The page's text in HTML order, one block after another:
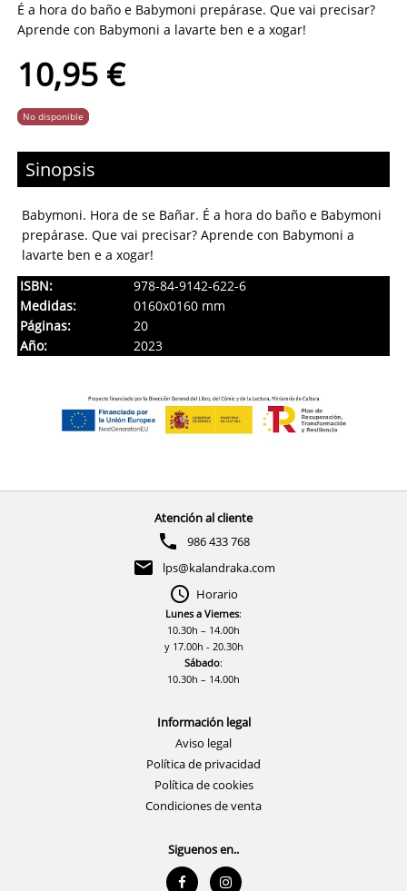
É a hora do baño e Babymoni prepárase. Que vai precisar?
Aprende con Babymoni a lavarte ben e a xogar!
10,95 €
No disponible
Sinopsis
Babymoni. Hora de se Bañar. É a hora do baño e Babymoni
prepárase. Que vai precisar? Aprende con Babymoni a
lavarte ben e a xogar!
ISBN:
978-84-9142-622-6
Medidas:
0160x0160 mm
Páginas:
20
Año:
2023
Atención al cliente
986 433 768
lps@kalandraka.com
Horario
Lunes a Viernes:
10.30h – 14.00h
y 17.00h - 20.30h
Sábado:
10.30h – 14.00h
Información legal
Aviso legal
Política de privacidad
Política de cookies
Condiciones de venta
Siguenos en..